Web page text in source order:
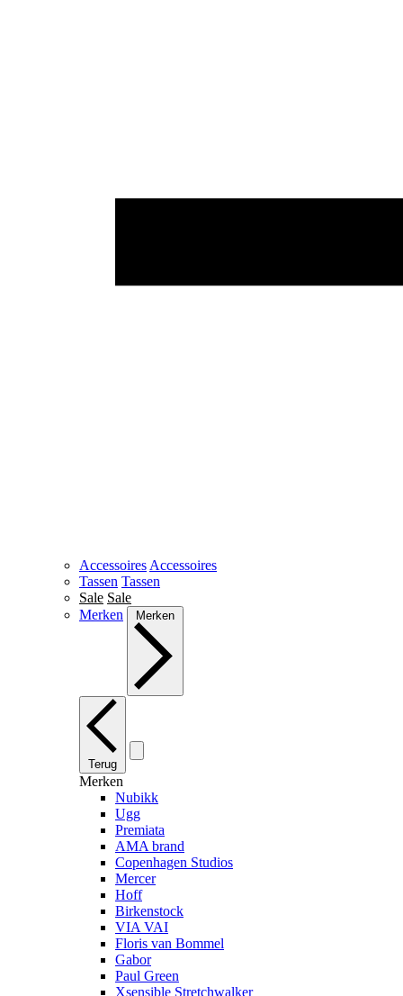
Accessoires Accessoires
Tassen Tassen
Sale Sale
Merken
Merken
Terug
Merken
Nubikk
Ugg
Premiata
AMA brand
Copenhagen Studios
Mercer
Hoff
Birkenstock
VIA VAI
Floris van Bommel
Gabor
Paul Green
Xsensible Stretchwalker